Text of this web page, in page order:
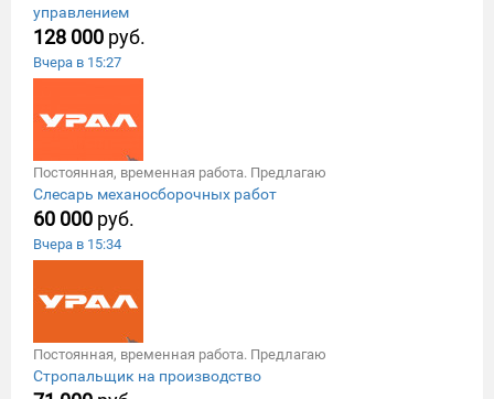
управлениeм
128 000 руб.
Вчера в 15:27
Постоянная, временная работа. Предлагаю
Слесарь механосборочных работ
60 000 руб.
Вчера в 15:34
Постоянная, временная работа. Предлагаю
Стропальщик на производство